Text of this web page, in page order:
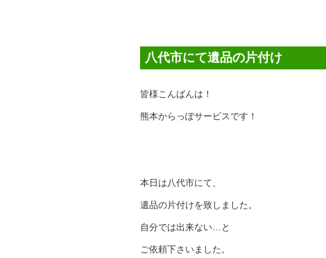
八代市にて遺品の片付け
皆様こんばんは！
熊本からっぽサービスです！
本日は八代市にて、
遺品の片付けを致しました。
自分では出来ない…と
ご依頼下さいました。